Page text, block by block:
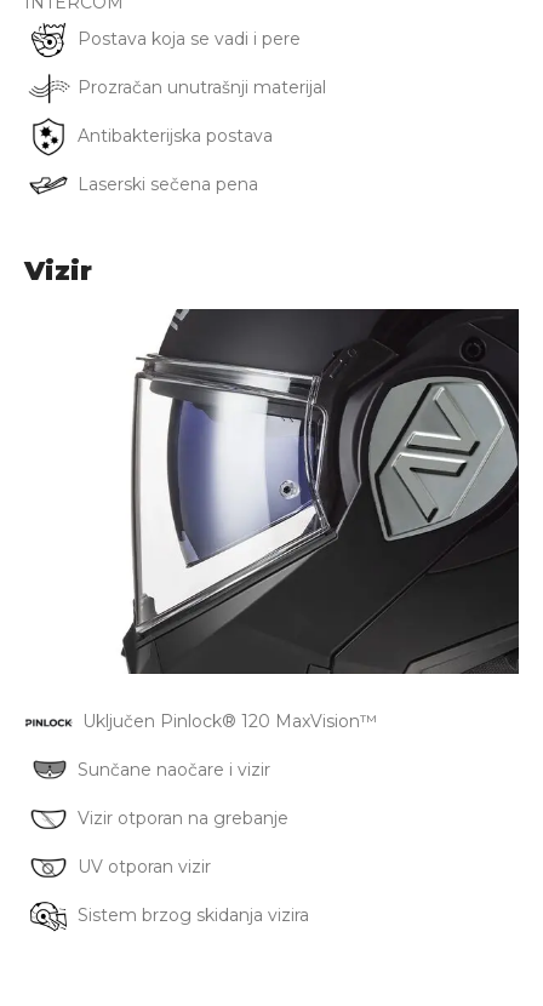
Postava koja se vadi i pere
Prozračan unutrašnji materijal
Antibakterijska postava
Laserski sečena pena
Vizir
Uključen Pinlock® 120 MaxVision™
Sunčane naočare i vizir
Vizir otporan na grebanje
UV otporan vizir
Sistem brzog skidanja vizira